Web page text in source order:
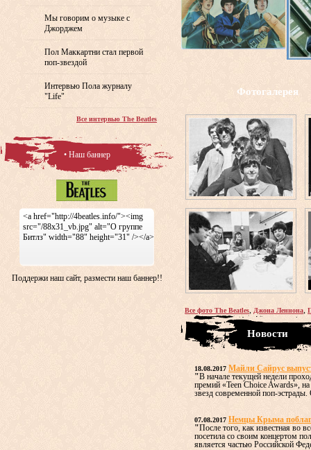
Фотогалерея
Все фото The Beatles, Джона Леннона,
Новости
18.08.2017 Майли Сайрус
"В начале текущей недели
премий «Teen Choice Awards»,
звезд современной поп-
07.08.2017 Немцы Крыма
"После того, как известная во
посетила со своим концертом
является частью Российской
Мы говорим о музыке с
Джорджем
Пол Маккартни стал первой
поп-звездой
Интервью Пола журналу
"Life"
Все интервью The Beatles
• Наш баннер
<a href="http://4beatles.info/"><img
src="/88x31_vb.jpg" alt="О группе
Битлз" width="88" height="31" /></a>
Поддержи наш сайт, размести наш баннер!!